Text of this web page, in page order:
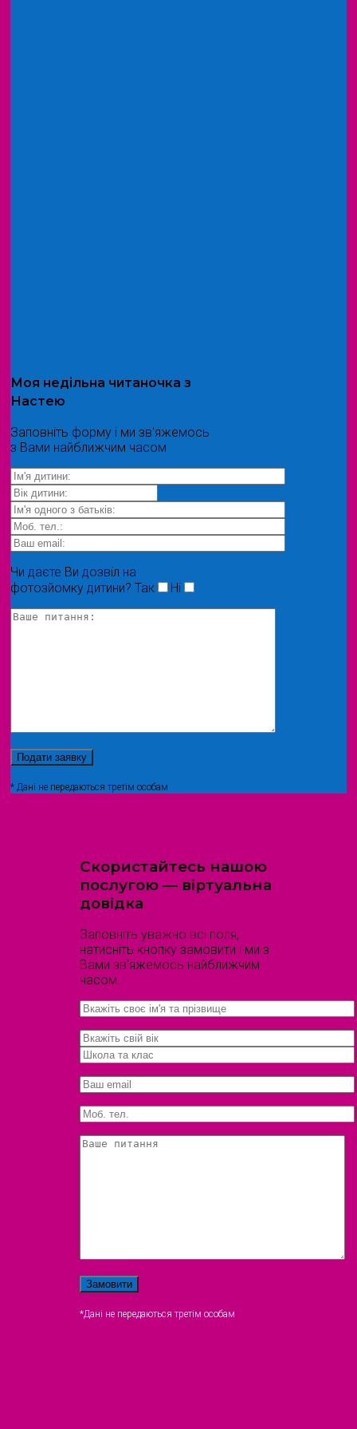
Моя недільна читаночка з
Настею
Заповніть форму і ми зв'яжемось
з Вами найближчим часом
Чи даєте Ви дозвіл на
фотозйомку дитини? Так Ні
* Дані не передаються третім особам
Скористайтесь нашою
послугою — віртуальна
довідка
Заповніть уважно всі поля,
натисніть кнопку замовити і ми з
Вами зв'яжемось найближчим
часом.
*Дані не передаються третім особам